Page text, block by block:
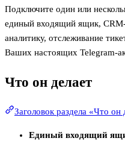
Подключите один или
единый входящий ящик,
аналитику, отслеживание
Ваших настоящих Telegram-
Что он делает
Заголовок раздела «Что он
Единый входящий